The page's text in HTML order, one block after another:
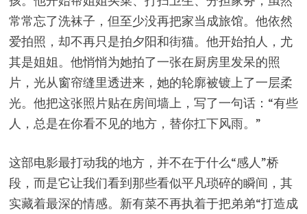
常常忘了洗袜子，但至少没再把家当成旅馆。他依然
爱拍照，却不再只是拍夕阳和街猫。他开始拍人，尤
其是姐姐。他悄悄为她拍了一张在厨房里发呆的照
片，光从窗帘缝里透进来，她的轮廓被镀上了一层柔
光。他把这张照片贴在房间墙上，写了一句话：“有些
人，总是在你看不见的地方，替你扛下风雨。”
这部电影最打动我的地方，并不在于什么“感人”桥
段，而是它让我们看到那些看似平凡琐碎的瞬间，其
实藏着最深的情感。新有菜不再执着于把弟弟“打造成